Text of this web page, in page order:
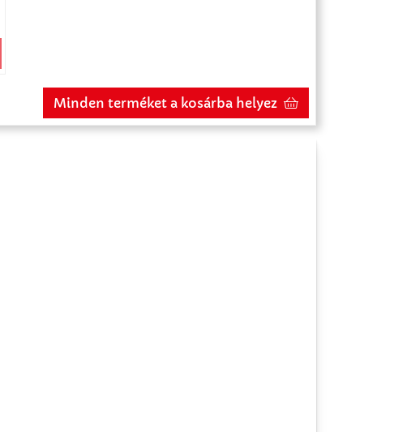
Minden terméket a kosárba helyez